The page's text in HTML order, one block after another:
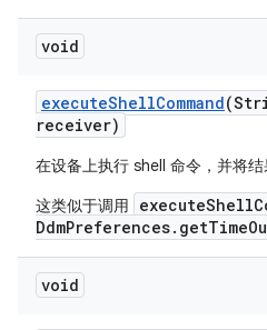
void
executeShellCommand
receiver)
在设备上执行 shell 命令，并将
这类似于调用
void